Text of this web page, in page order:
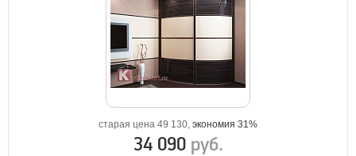
старая цена 49 130, экономия 31%
34 090 руб.